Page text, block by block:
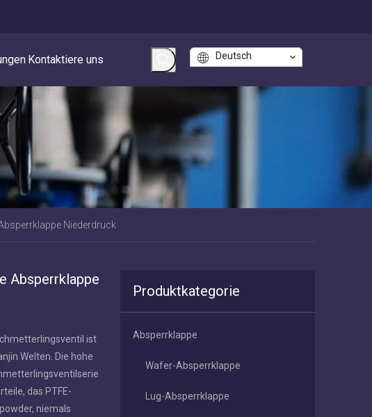
Kontaktiere uns Deutsch
Niederdruck
Absperrklappe
ist
Welten. Die hohe
das PTFE-
niemals
Produktkategorie
Absperrklappe
Wafer-Absperrklappe
Lug-Absperrklappe